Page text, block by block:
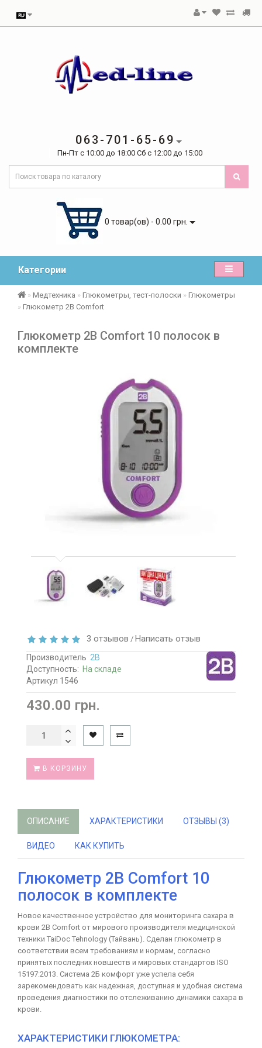
063-701-65-69
Пн-Пт с 10:00 до 18:00 Сб с 12:00 до 15:00
0 товар(ов) - 0.00 грн.
Категории
Медтехника Глюкометры, тест-полоски
Глюкометры
Глюкометр 2B Comfort
Глюкометр 2B Comfort 10 полосок в
комплекте
3 отзывов / Написать отзыв
Производитель 2B
Доступность: На складе
Артикул 1546
430.00 грн.
В КОРЗИНУ
ОПИСАНИЕ ХАРАКТЕРИСТИКИ ОТЗЫВЫ (3)
ВИДЕО КАК КУПИТЬ
Глюкометр 2B Comfort 10
полосок в комплекте
Новое качественное устройство для мониторинга сахара в
крови 2В Comfort от мирового производителя медицинской
техники TaiDoc Tehnology (Тайвань). Сделан глюкометр в
соответствии всем требованиям и нормам, согласно
принятых последних новшеств и мировых стандартов ISO
15197:2013. Система 2Б комфорт уже успела себя
зарекомендовать как надежная, доступная и удобная система
проведения диагностики по отслеживанию динамики сахара в
крови.
ХАРАКТЕРИСТИКИ ГЛЮКОМЕТРА: